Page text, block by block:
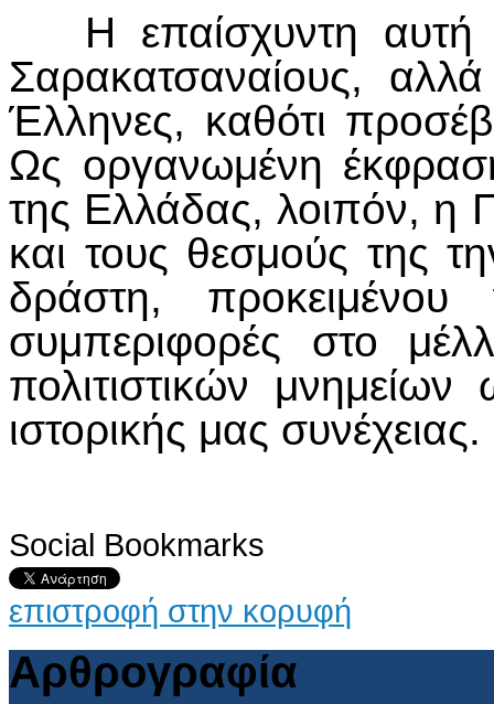
Η επαίσχυντη αυτή
Σαρακατσαναίους,
Έλληνες, καθότι
Ως οργανωμένη
της Ελλάδας, λοιπόν, η
και τους θεσμούς της
δράστη,
συμπεριφορές στο
πολιτιστικών
ιστορικής μας συνέχειας.
Social Bookmarks
επιστροφή στην κορυφή
Αρθρογραφία